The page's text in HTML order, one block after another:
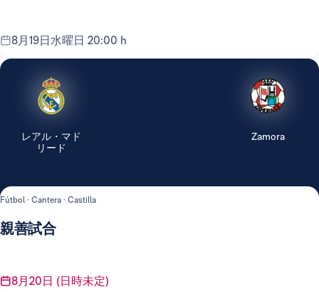
8月19日水曜日 20:00 h
レアル・マド
リード
Zamora
Fútbol · Cantera · Castilla
親善試合
8月20日 (日時未定)